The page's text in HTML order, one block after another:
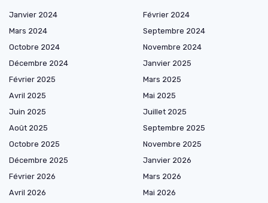
Janvier 2024
Février 2024
Mars 2024
Septembre 2024
Octobre 2024
Novembre 2024
Décembre 2024
Janvier 2025
Février 2025
Mars 2025
Avril 2025
Mai 2025
Juin 2025
Juillet 2025
Août 2025
Septembre 2025
Octobre 2025
Novembre 2025
Décembre 2025
Janvier 2026
Février 2026
Mars 2026
Avril 2026
Mai 2026